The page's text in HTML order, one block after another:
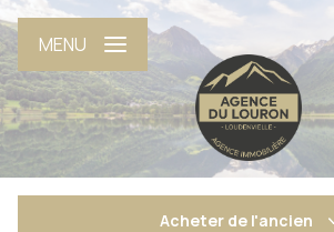
MENU
Acheter de l'ancien